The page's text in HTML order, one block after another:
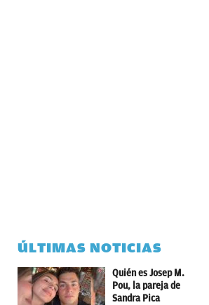
ÚLTIMAS NOTICIAS
Quién es Josep M.
Pou, la pareja de
Sandra Pica